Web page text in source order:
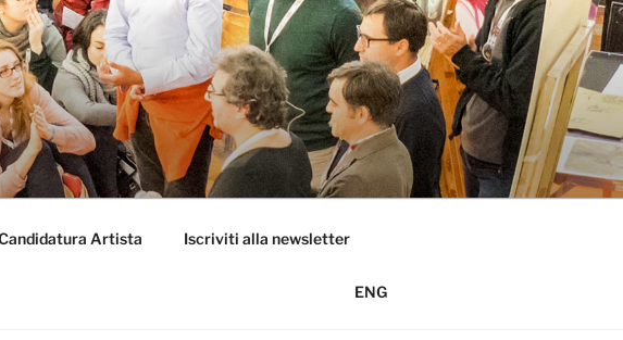
Artista Iscriviti alla newsletter
ENG